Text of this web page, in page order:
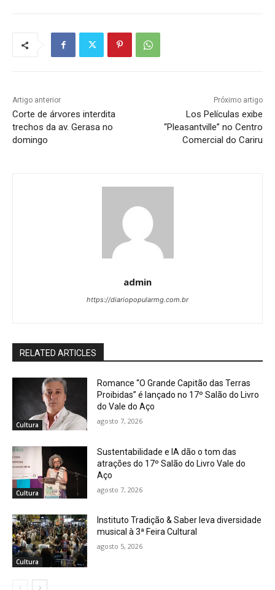
Artigo anterior
Corte de árvores interdita
trechos da av. Gerasa no
domingo
Próximo artigo
Los Películas exibe
“Pleasantville” no Centro
Comercial do Cariru
admin
https://diariopopularmg.com.br
RELATED ARTICLES
Cultura
Romance “O Grande Capitão das Terras
Proibidas” é lançado no 17º Salão do Livro
do Vale do Aço
agosto 7, 2026
Cultura
Sustentabilidade e IA dão o tom das
atrações do 17º Salão do Livro Vale do
Aço
agosto 7, 2026
Cultura
Instituto Tradição & Saber leva diversidade
musical à 3ª Feira Cultural
agosto 5, 2026